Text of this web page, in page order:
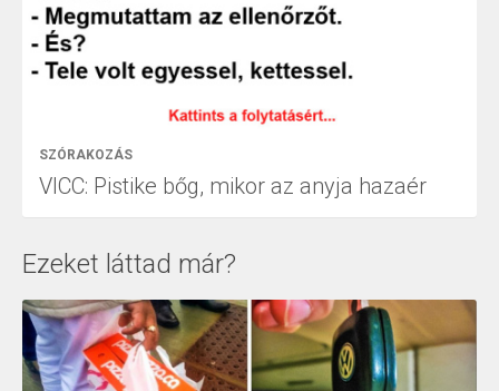
SZÓRAKOZÁS
VICC: Pistike bőg, mikor az anyja hazaér
Ezeket láttad már?